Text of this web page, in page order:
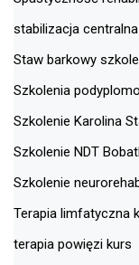
stabilizacja
Staw barkowy
Szkolenia
Szkolenie Karolina
Szkolenie NDT
Szkolenie
Terapia limfatyczna
terapia powięzi kurs